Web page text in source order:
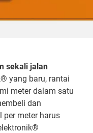
sekali jalan
yang baru, rantai
meter dalam satu
dan
per meter harus